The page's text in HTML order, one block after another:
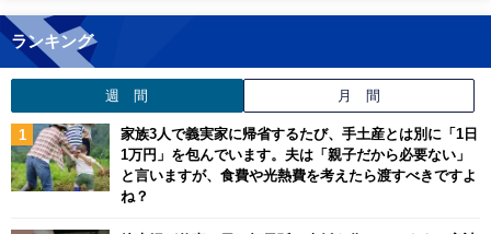
ランキング
週 間 月 間
家族3人で義実家に帰省するたび、手土産とは別に「1日
1万円」を包んでいます。夫は「親子だから必要ない」
と言いますが、食費や光熱費を考えたら渡すべきですよ
ね？